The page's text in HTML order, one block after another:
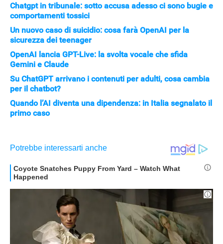
APPLE
Chatgpt in tribunale: sotto accusa adesso ci sono bugie e
comportamenti tossici
Un nuovo caso di suicidio: cosa farà OpenAI per la
sicurezza dei teenager
OpenAI lancia GPT-Live: la svolta vocale che sfida
Gemini e Claude
Su ChatGPT arrivano i contenuti per adulti, cosa cambia
per il chatbot?
Quando l’AI diventa una dipendenza: in Italia segnalato il
primo caso